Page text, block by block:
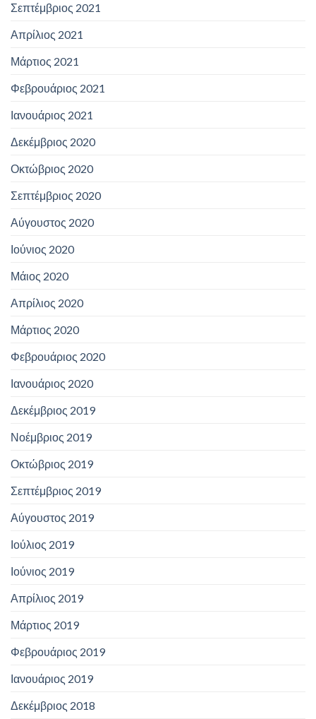
Σεπτέμβριος 2021
Απρίλιος 2021
Μάρτιος 2021
Φεβρουάριος 2021
Ιανουάριος 2021
Δεκέμβριος 2020
Οκτώβριος 2020
Σεπτέμβριος 2020
Αύγουστος 2020
Ιούνιος 2020
Μάιος 2020
Απρίλιος 2020
Μάρτιος 2020
Φεβρουάριος 2020
Ιανουάριος 2020
Δεκέμβριος 2019
Νοέμβριος 2019
Οκτώβριος 2019
Σεπτέμβριος 2019
Αύγουστος 2019
Ιούλιος 2019
Ιούνιος 2019
Απρίλιος 2019
Μάρτιος 2019
Φεβρουάριος 2019
Ιανουάριος 2019
Δεκέμβριος 2018